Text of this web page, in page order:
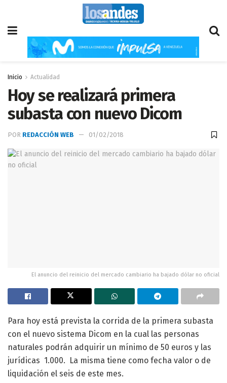
Inicio Actualidad
Hoy se realizará primera
subasta con nuevo Dicom
POR REDACCIÓN WEB 01/02/2018
El anuncio del reinicio del mercado cambiario ha bajado dólar no oficial
Para hoy está prevista la corrida de la primera subasta
con el nuevo sistema Dicom en la cual las personas
naturales podrán adquirir un mínimo de 50 euros y las
jurídicas 1.000. La misma tiene como fecha valor o de
liquidación el seis de este mes.